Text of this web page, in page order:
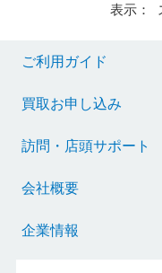
表示：
ご利用ガイド
買取お申し込み
訪問・店頭サポート
会社概要
企業情報